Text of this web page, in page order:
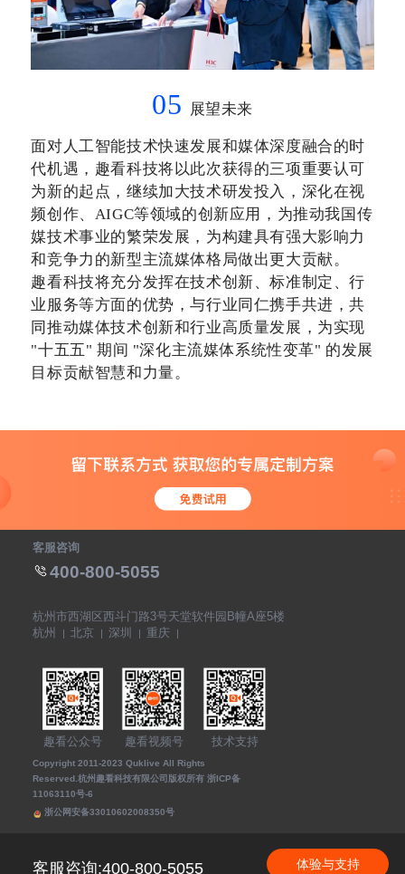
05 展望未来
面对人工智能技术快速发展和媒体深度融合的时
代机遇，趣看科技将以此次获得的三项重要认可
为新的起点，继续加大技术研发投入，深化在视
频创作、 AIGC等领域的创新应用，为推动我国传
媒技术事业的繁荣发展，为构建具有强大影响力
和竞争力的新型主流媒体格局做出更大贡献。
趣看科技将充分发挥在技术创新、标准制定、行
业服务等方面的优势，与行业同仁携手共进，共
同推动媒体技术创新和行业高质量发展，为实现
"十五五" 期间 "深化主流媒体系统性变革" 的发展
目标贡献智慧和力量。
客服咨询
400-800-5055
杭州 北京 深圳 重庆
杭州市西湖区西斗门路3号天堂软件园B幢A座5楼
趣看公众号 趣看视频号 技术支持
Copyright 2011-2023 Quklive All Rights
Reserved.杭州趣看科技有限公司版权所有 浙ICP备
11063110号-6
浙公网安备33010602008350号
客服咨询:400-800-5055 体验与支持